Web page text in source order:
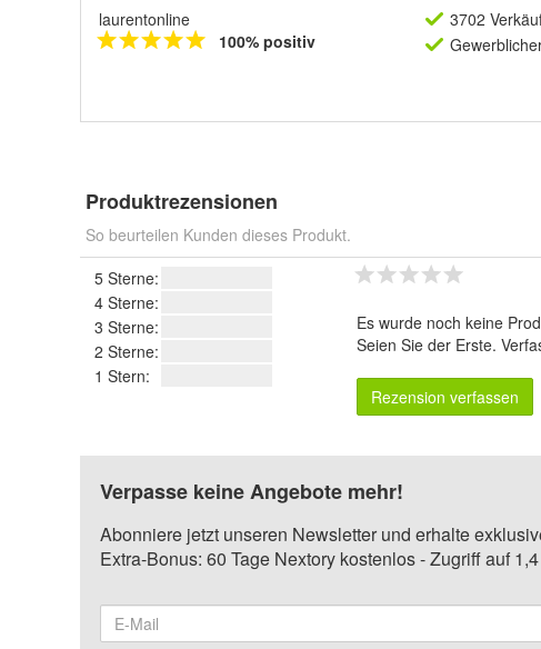
laurentonline
100% positiv
3702
Gewerblich
Produktrezensionen
So beurteilen Kunden dieses Produkt.
5 Sterne:
4 Sterne:
3 Sterne:
2 Sterne:
1 Stern:
Es wurde noch keine
Seien Sie der Erste.
Rezension verfassen
Verpasse keine Angebote mehr!
Abonniere jetzt unseren Newsletter und erhalte
Extra-Bonus: 60 Tage Nextory kostenlos - Zugriff auf